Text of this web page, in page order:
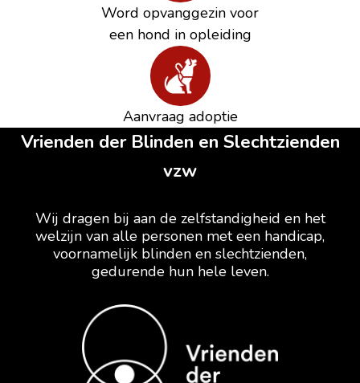
Word opvanggezin voor
een hond in opleiding
Aanvraag adoptie
Vrienden der Blinden en Slechtzienden
vzw
Wij dragen bij aan de zelfstandigheid en het
welzijn van alle personen met een handicap,
voornamelijk blinden en slechtzienden,
gedurende hun hele leven.